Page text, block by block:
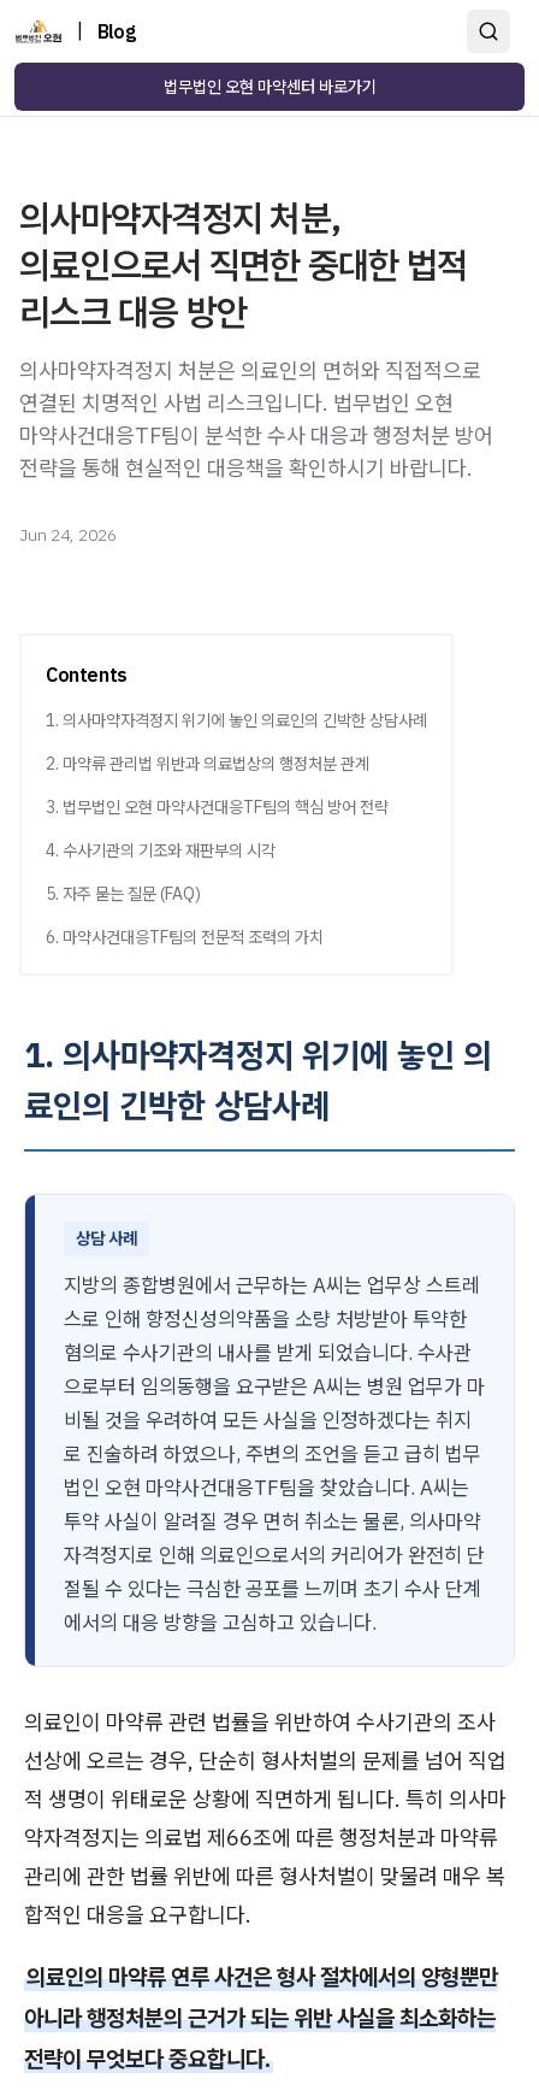
Blog
법무법인 오현 마약센터 바로가기
의사마약자격정지 처분,
의료인으로서 직면한 중대한 법적
리스크 대응 방안
의사마약자격정지 처분은 의료인의 면허와 직접적으로
연결된 치명적인 사법 리스크입니다. 법무법인 오현
마약사건대응TF팀이 분석한 수사 대응과 행정처분 방어
전략을 통해 현실적인 대응책을 확인하시기 바랍니다.
Jun 24, 2026
Contents
1. 의사마약자격정지 위기에 놓인 의료인의 긴박한 상담사례
2. 마약류 관리법 위반과 의료법상의 행정처분 관계
3. 법무법인 오현 마약사건대응TF팀의 핵심 방어 전략
4. 수사기관의 기조와 재판부의 시각
5. 자주 묻는 질문 (FAQ)
6. 마약사건대응TF팀의 전문적 조력의 가치
1. 의사마약자격정지 위기에 놓인 의
료인의 긴박한 상담사례
상담 사례
지방의 종합병원에서 근무하는 A씨는 업무상 스트레
스로 인해 향정신성의약품을 소량 처방받아 투약한
혐의로 수사기관의 내사를 받게 되었습니다. 수사관
으로부터 임의동행을 요구받은 A씨는 병원 업무가 마
비될 것을 우려하여 모든 사실을 인정하겠다는 취지
로 진술하려 하였으나, 주변의 조언을 듣고 급히 법무
법인 오현 마약사건대응TF팀을 찾았습니다. A씨는
투약 사실이 알려질 경우 면허 취소는 물론, 의사마약
자격정지로 인해 의료인으로서의 커리어가 완전히 단
절될 수 있다는 극심한 공포를 느끼며 초기 수사 단계
에서의 대응 방향을 고심하고 있습니다.
의료인이 마약류 관련 법률을 위반하여 수사기관의 조사
선상에 오르는 경우, 단순히 형사처벌의 문제를 넘어 직업
적 생명이 위태로운 상황에 직면하게 됩니다. 특히 의사마
약자격정지는 의료법 제66조에 따른 행정처분과 마약류
관리에 관한 법률 위반에 따른 형사처벌이 맞물려 매우 복
합적인 대응을 요구합니다.
의료인의 마약류 연루 사건은 형사 절차에서의 양형뿐만
아니라 행정처분의 근거가 되는 위반 사실을 최소화하는
전략이 무엇보다 중요합니다.